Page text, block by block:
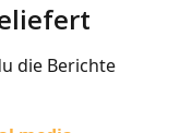
die Berichte